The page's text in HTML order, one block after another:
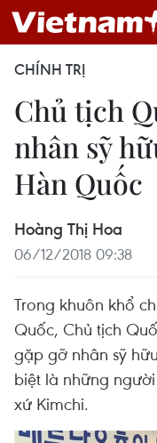
CHÍNH TRỊ
Chủ tịch
nhân sỹ
Hàn Quốc
Hoàng Thị Hoa
06/12/2018 09:38
Trong khuôn khổ
Quốc, Chủ tịch
gặp gỡ nhân sỹ
biệt là những
xứ Kimchi.